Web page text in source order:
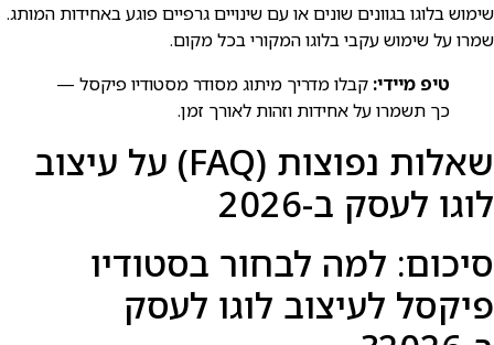
שימוש בלוגו בגוונים שונים או עם שינויים גרפיים פוגע באחידות המותג.
שמרו על שימוש עקבי בלוגו המקורי בכל מקום.
טיפ מיידי: קבלו מדריך מיתוג מסודר מסטודיו פיקסל —
כך תשמרו על אחידות וזהות לאורך זמן.
שאלות נפוצות (FAQ) על עיצוב
לוגו לעסק ב-2026
סיכום: למה לבחור בסטודיו
פיקסל לעיצוב לוגו לעסק